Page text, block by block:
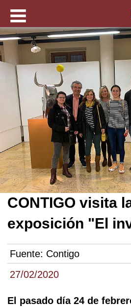
27/02/2020
CONTIGO visita
exposición "El
Fuente: Contigo
El pasado día 24 de